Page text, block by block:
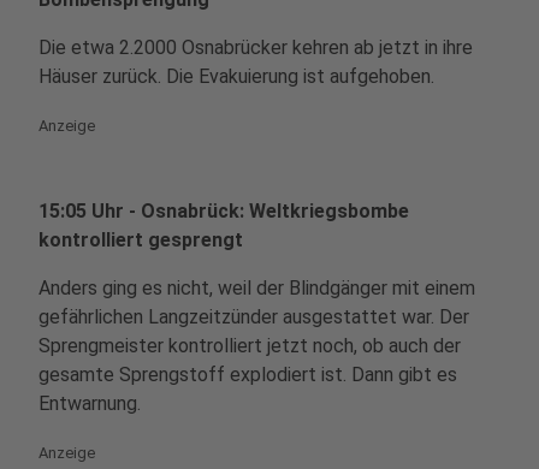
Die etwa 2.2000 Osnabrücker kehren ab jetzt in ihre
Häuser zurück. Die Evakuierung ist aufgehoben.
Anzeige
15:05 Uhr - Osnabrück: Weltkriegsbombe
kontrolliert gesprengt
Anders ging es nicht, weil der Blindgänger mit einem
gefährlichen Langzeitzünder ausgestattet war. Der
Sprengmeister kontrolliert jetzt noch, ob auch der
gesamte Sprengstoff explodiert ist. Dann gibt es
Entwarnung.
Anzeige